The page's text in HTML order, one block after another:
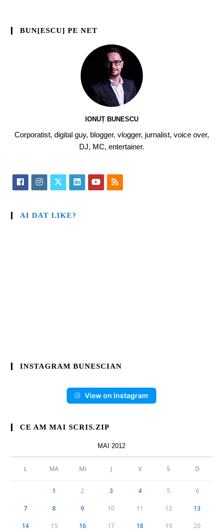
BUN[ESCU] PE NET
IONUȚ BUNESCU
Corporatist, digital guy, blogger, vlogger, jurnalist, voice over,
DJ, MC, entertainer.
AI DAT LIKE?
INSTAGRAM BUNESCIAN
View on Instagram
CE AM MAI SCRIS.ZIP
MAI 2012
L MA MI J V S D
1 2 3 4 5 6
7 8 9 10 11 12 13
14 15 16 17 18 19 20